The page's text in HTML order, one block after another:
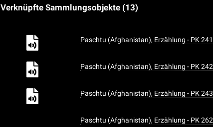
Verknüpfte Sammlungsobjekte (13)
Paschtu (Afghanistan), Erzählung - PK 241
Paschtu (Afghanistan), Erzählung - PK 242
Paschtu (Afghanistan), Erzählung - PK 243
Paschtu (Afghanistan), Erzählung - PK 262